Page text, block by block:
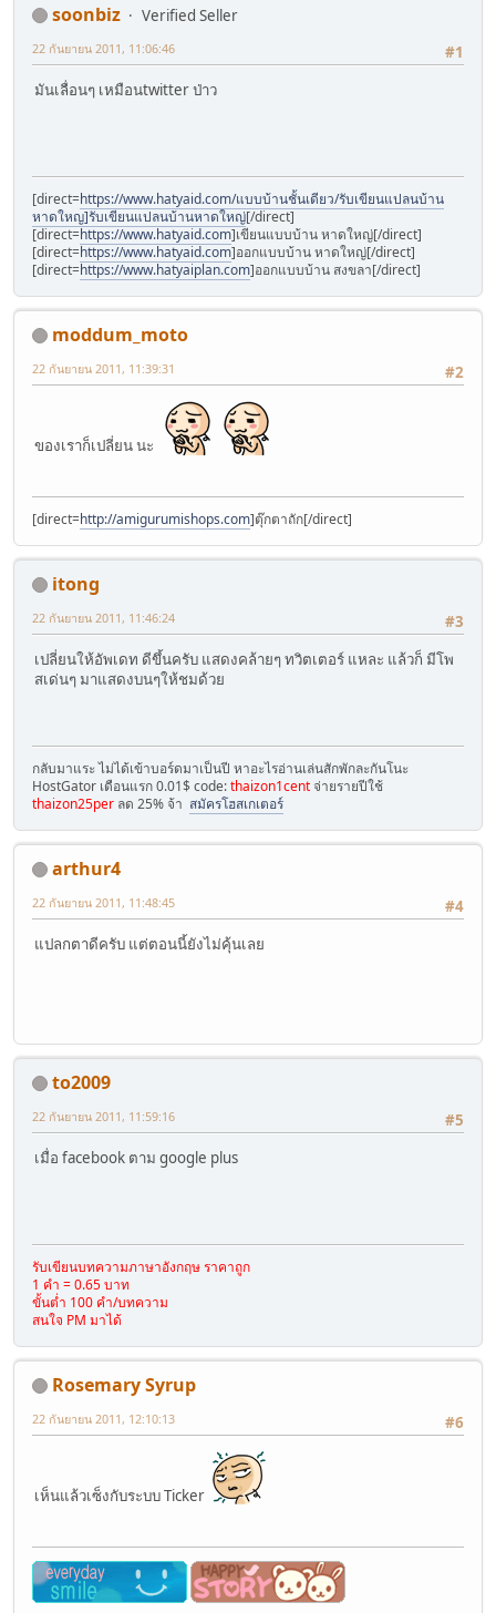
soonbiz
Verified Seller
#1
22 กันยายน 2011, 11:06:46
มันเลื่อนๆ เหมือนtwitter ป่าว
[direct=https://www.hatyaid.com/แบบบ้านชั้นเดียว/รับเขียนแปลนบ้าน
หาดใหญ]รับเขียนแปลนบ้านหาดใหญ่[/direct]
[direct=https://www.hatyaid.com]เขียนแบบบ้าน หาดใหญ่[/direct]
[direct=https://www.hatyaid.com]ออกแบบบ้าน หาดใหญ่[/direct]
[direct=https://www.hatyaiplan.com]ออกแบบบ้าน สงขลา[/direct]
moddum_moto
#2
22 กันยายน 2011, 11:39:31
ของเราก็เปลี่ยน นะ
[direct=http://amigurumishops.com]ตุ๊กตาถัก[/direct]
itong
#3
22 กันยายน 2011, 11:46:24
เปลี่ยนให้อัพเดท ดีขึ้นครับ แสดงคล้ายๆ ทวิตเตอร์ แหละ แล้วก็ มีโพ
สเด่นๆ มาแสดงบนๆให้ชมด้วย
กลับมาแระ ไม่ได้เข้าบอร์ดมาเป็นปี หาอะไรอ่านเล่นสักพักละกันโนะ
HostGator เดือนแรก 0.01$ code:thaizon1centจ่ายรายปีใช้
thaizon25per ลด 25% จ้า สมัครโฮสเกเตอร์
arthur4
#4
22 กันยายน 2011, 11:48:45
แปลกตาดีครับ แต่ตอนนี้ยังไม่คุ้นเลย
to2009
#5
22 กันยายน 2011, 11:59:16
เมื่อ facebook ตาม google plus
รับเขียนบทความภาษาอังกฤษ ราคาถูก
1 คำ = 0.65 บาท
ขั้นต่ำ 100 คำ/บทความ
สนใจ PM มาได้
Rosemary Syrup
#6
22 กันยายน 2011, 12:10:13
เห็นแล้วเซ็งกับระบบ Ticker